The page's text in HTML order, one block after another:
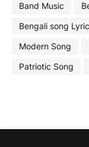
Band Music
Bengali song
Modern Song
Patriotic Song